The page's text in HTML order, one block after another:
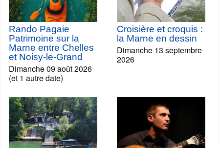
Rando Pagaie
Patrimoine sur la
Marne entre Chelles
et Noisy-le-Grand
Dimanche 09 août 2026
(et 1 autre date)
Croisière et croquis :
la Marne en dessin
Dimanche 13 septembre
2026